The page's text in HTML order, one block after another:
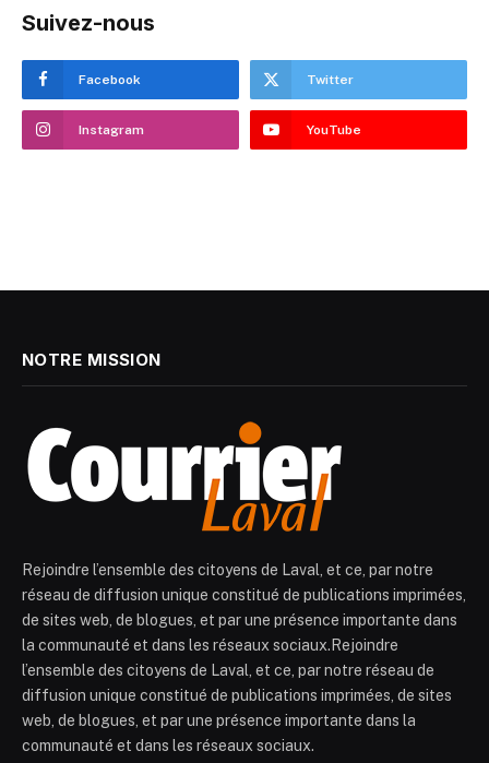
Suivez-nous
Facebook Twitter
Instagram YouTube
NOTRE MISSION
Rejoindre l’ensemble des citoyens de Laval, et ce, par notre
réseau de diffusion unique constitué de publications imprimées,
de sites web, de blogues, et par une présence importante dans
la communauté et dans les réseaux sociaux.Rejoindre
l’ensemble des citoyens de Laval, et ce, par notre réseau de
diffusion unique constitué de publications imprimées, de sites
web, de blogues, et par une présence importante dans la
communauté et dans les réseaux sociaux.